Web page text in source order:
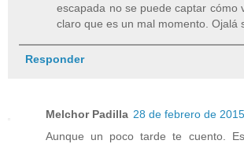
escapada no se puede captar cómo
claro que es un mal momento. Ojalá
Responder
Melchor Padilla 28 de febrero de
Aunque un poco tarde te cuento.